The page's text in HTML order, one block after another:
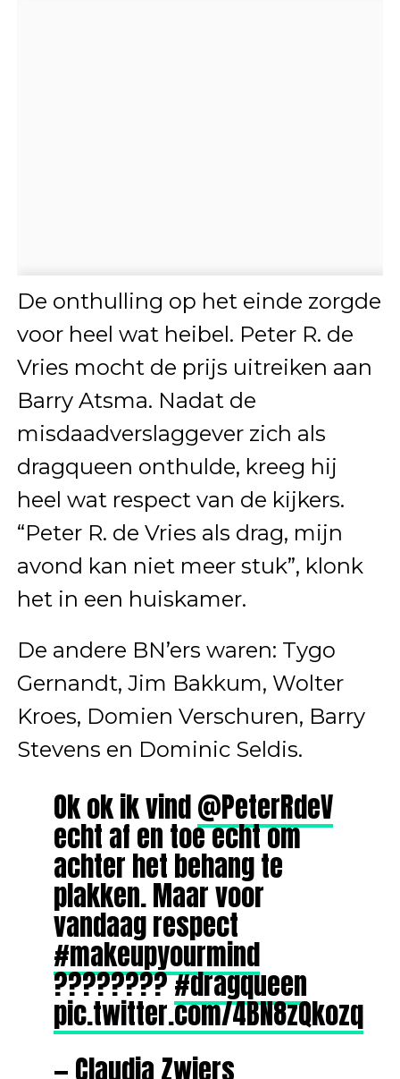
De onthulling op het einde zorgde
voor heel wat heibel. Peter R. de
Vries mocht de prijs uitreiken aan
Barry Atsma. Nadat de
misdaadverslaggever zich als
dragqueen onthulde, kreeg hij
heel wat respect van de kijkers.
“Peter R. de Vries als drag, mijn
avond kan niet meer stuk”, klonk
het in een huiskamer.
De andere BN’ers waren: Tygo
Gernandt, Jim Bakkum, Wolter
Kroes, Domien Verschuren, Barry
Stevens en Dominic Seldis.
Ok ok ik vind@PeterRdeV
echt af en toe echt om
achter het behang te
plakken. Maar voor
vandaag respect
#makeupyourmind
????????#dragqueen
pic.twitter.com/4BN8zQkozq
— Claudia Zwiers